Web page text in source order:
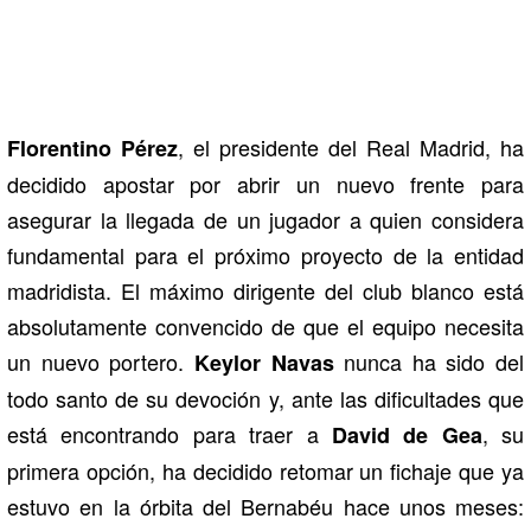
Florentino Pérez, el presidente del Real Madrid, ha
decidido apostar por abrir un nuevo frente para
asegurar la llegada de un jugador a quien considera
fundamental para el próximo proyecto de la entidad
madridista. El máximo dirigente del club blanco está
absolutamente convencido de que el equipo necesita
un nuevo portero. Keylor Navasnunca ha sido del
todo santo de su devoción y, ante las dificultades que
está encontrando para traer a David de Gea, su
primera opción, ha decidido retomar un fichaje que ya
estuvo en la órbita del Bernabéu hace unos meses: